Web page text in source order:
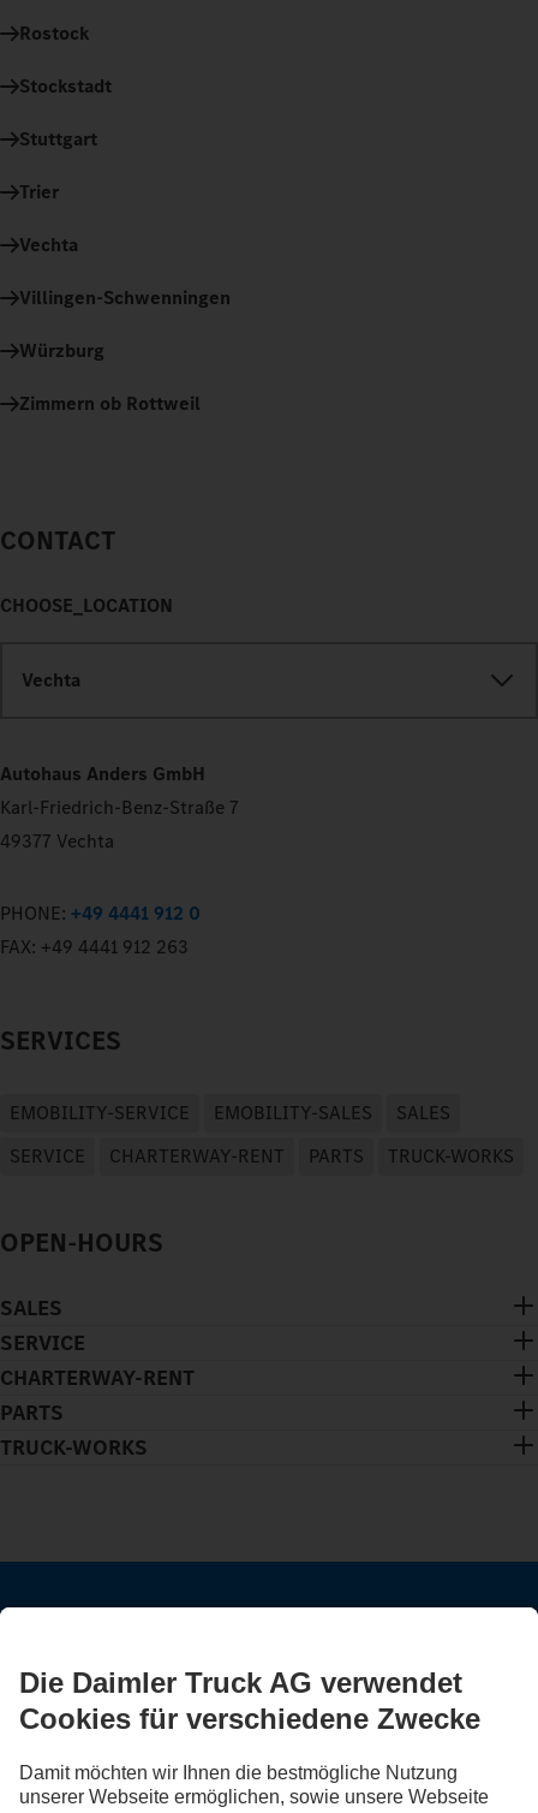
Rostock
Stockstadt
Stuttgart
Trier
Vechta
Villingen-Schwenningen
Würzburg
Zimmern ob Rottweil
CONTACT
CHOOSE_LOCATION
Vechta
Autohaus Anders GmbH
Karl-Friedrich-Benz-Straße 7
49377 Vechta
PHONE: +49 4441 912 0
FAX: +49 4441 912 263
SERVICES
EMOBILITY-SERVICE EMOBILITY-SALES
SALES
SERVICE
CHARTERWAY-RENT PARTS TRUCK-WORKS
OPEN-HOURS
SALES
SERVICE
CHARTERWAY-RENT
PARTS
TRUCK-WORKS
BLEIB IN KONTAKT.
Kanälen.